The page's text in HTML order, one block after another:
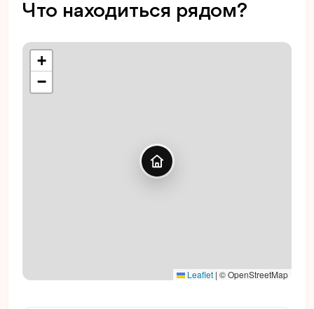
Что находиться рядом?
+
−
Leaflet | © OpenStreetMap